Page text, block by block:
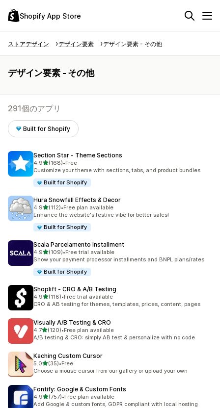
Shopify App Store
ストアデザイン デザイン要素 デザイン要素 - その他
デザイン要素 - その他
291個のアプリ
Built for Shopify
Section Star ‑ Theme Sections
4.95つ星中
(168)
合計レビュー数：168件
•Free
Customize your theme with sections, tabs, and product bundles
Built for Shopify
Hura Snowfall Effects & Decor
4.95つ星中
(112)
合計レビュー数：112件
•Free plan available
Enhance the website's festive vibe for better sales!
Built for Shopify
Scala Parcelamento Installment
4.95つ星中
(109)
合計レビュー数：109件
•Free trial available
Show your payment processor installments and BNPL plans/rates
Built for Shopify
Shoplift ‑ CRO & A/B Testing
4.95つ星中
(118)
合計レビュー数：118件
•Free trial available
CRO & AB testing for themes, templates, prices, content, pages
Visually A/B Testing & CRO
4.75つ星中
(120)
合計レビュー数：120件
•Free plan available
A/B testing & CRO: simply AB test & personalize with no code
Kaching Custom Cursor
5.05つ星中
(35)
合計レビュー数：35件
•Free
Choose a mouse cursor from our gallery or upload your own
Fontify: Google & Custom Fonts
4.95つ星中
(757)
合計レビュー数：757件
•Free plan available
Add Google & custom fonts, GDPR compliant with local hosting